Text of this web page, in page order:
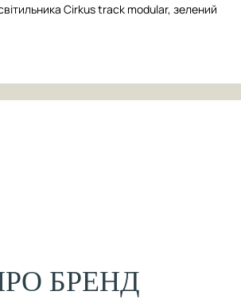
Cirkus track modular, зелений
БРЕНД